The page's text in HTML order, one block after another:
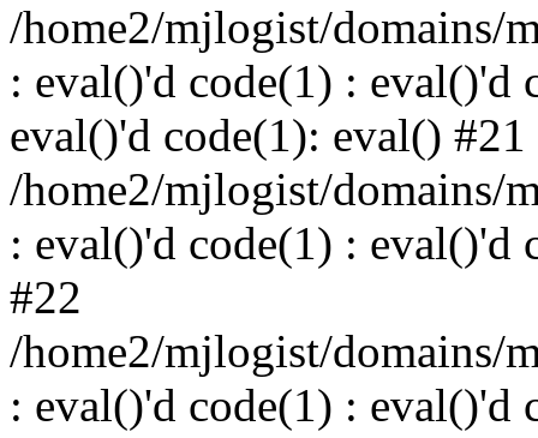
/home2/mjlogist/domains/
: eval()'d code(1) : eval()'d
eval()'d code(1): eval() #21
/home2/mjlogist/domains/
: eval()'d code(1) : eval()'d
#22
/home2/mjlogist/domains/
: eval()'d code(1) : eval()'d